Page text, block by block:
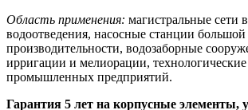
Область применения: магистральные сети
водоотведения, насосные станции большой
производительности, водозаборные
ирригации и мелиорации,
промышленных предприятий.
Гарантия 5 лет на корпусные элементы,